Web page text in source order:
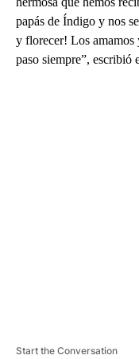
papás de Índigo y nos
y florecer! Los amamos
paso siempre”, escribió
Start the Conversation